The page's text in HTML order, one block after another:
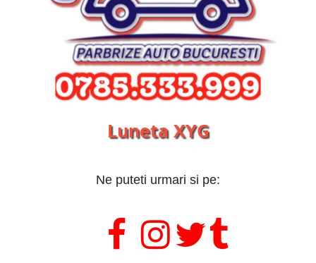
Luneta XYG
Ne puteti urmari si pe:
